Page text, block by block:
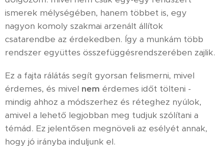
ismerek mélységében, hanem többet is, egy
nagyon komoly szakmai arzenált állítok
csatarendbe az érdekedben. Így a munkám több
rendszer együttes összefüggésrendszerében zajlik.
Ez a fajta rálátás segít gyorsan felismerni, mivel
érdemes, és mivel nem érdemes időt tölteni -
mindig ahhoz a módszerhez és réteghez nyúlok,
amivel a lehető legjobban meg tudjuk szólítani a
témád. Ez jelentősen megnöveli az esélyét annak,
hogy jó irányba induljunk el.